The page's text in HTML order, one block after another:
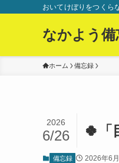
おいてけぼりをつくら
なかよう備
ホーム 備忘録
🍀「
2026
6/26
備忘録 2026年6